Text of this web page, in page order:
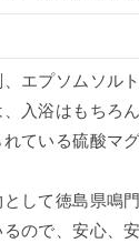
エプソムソルト
入浴はもちろ
ている硫酸マ
して徳島県鳴
ので、安心、